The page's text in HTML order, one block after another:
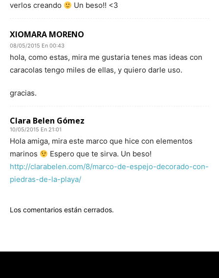
verlos creando
Un beso!! <3
XIOMARA MORENO
08/05/2015 En 00:43
hola, como estas, mira me gustaria tenes mas ideas con
caracolas tengo miles de ellas, y quiero darle uso.
gracias.
Clara Belen Gómez
10/05/2015 En 21:01
Hola amiga, mira este marco que hice con elementos
marinos
Espero que te sirva. Un beso!
http://clarabelen.com/8/marco-de-espejo-decorado-con-
piedras-de-la-playa/
Los comentarios están cerrados.